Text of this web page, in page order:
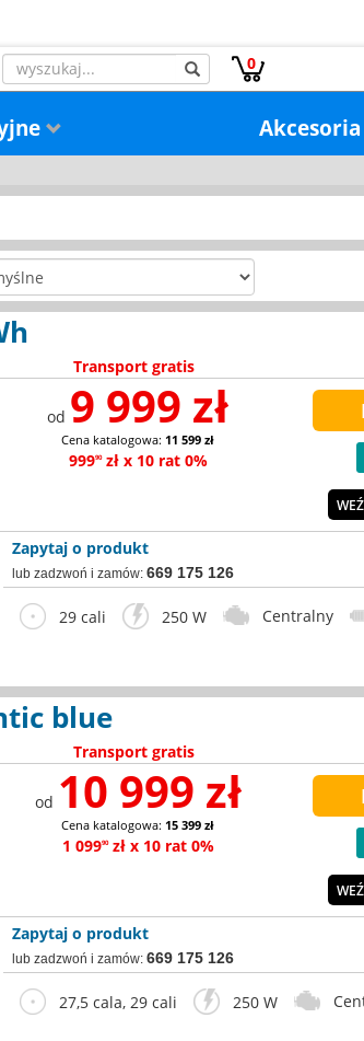
0
Transport gratis
od 9 999 zł
Cena katalogowa: 11 599 zł
99990zł x 10 rat 0%
Zapytaj o produkt
lub zadzwoń i zamów:669 175 126
29 cali 250 W Centralny
blue
Transport gratis
od 10 999 zł
Cena katalogowa: 15 399 zł
1 09990zł x 10 rat 0%
Zapytaj o produkt
lub zadzwoń i zamów:669 175 126
27,5 cala, 29 cali 250 W